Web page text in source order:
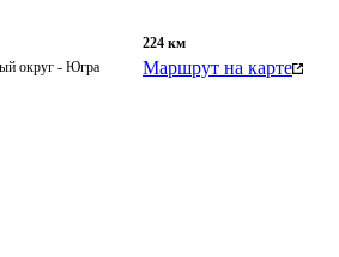
округ - Югра
224 км
Маршрут на карте